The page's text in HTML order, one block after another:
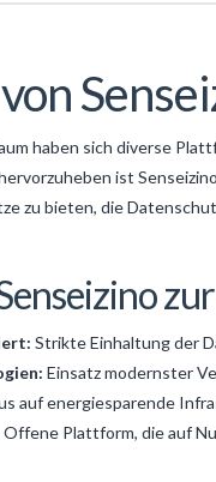
haben sich diverse
ist
zu bieten, die
Strikte Einhaltung der
Einsatz modernster
auf energiesparende
Offene Plattform, die auf